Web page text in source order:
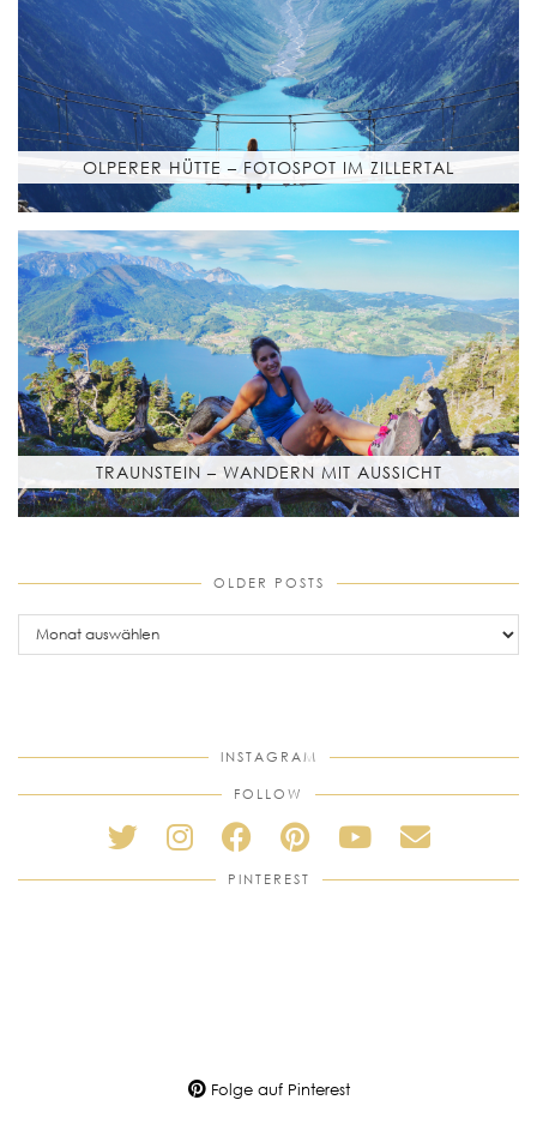
OLPERER HÜTTE – FOTOSPOT IM ZILLERTAL
TRAUNSTEIN – WANDERN MIT AUSSICHT
OLDER POSTS
older
posts
INSTAGRAM
FOLLOW
PINTEREST
Folge auf Pinterest